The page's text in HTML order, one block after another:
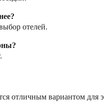
отелей.
отличным вариантом